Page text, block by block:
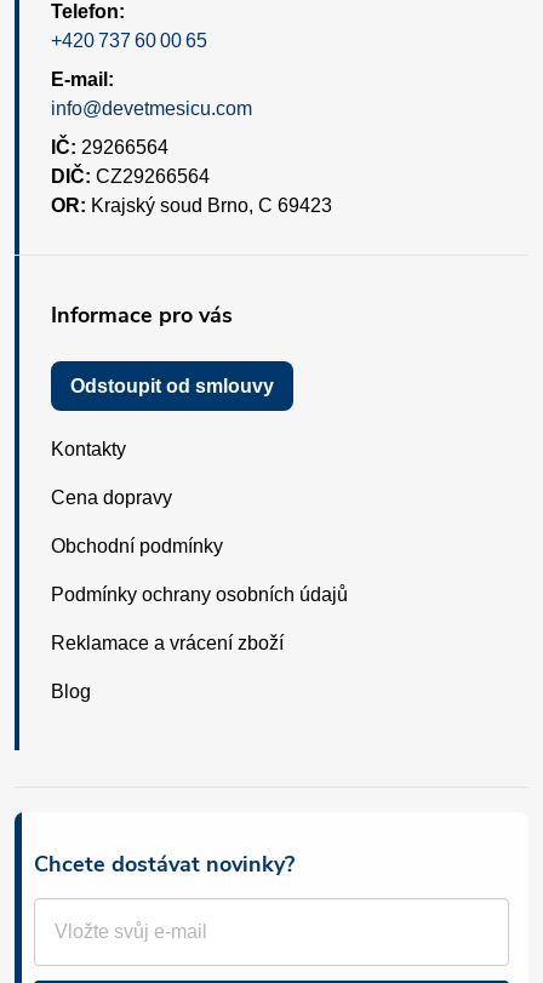
Telefon:
+420 737 60 00 65
E-mail:
info@devetmesicu.com
IČ: 29266564
DIČ: CZ29266564
OR: Krajský soud Brno, C 69423
Informace pro vás
Odstoupit od smlouvy
Kontakty
Cena dopravy
Obchodní podmínky
Podmínky ochrany osobních údajů
Reklamace a vrácení zboží
Blog
Chcete dostávat novinky?